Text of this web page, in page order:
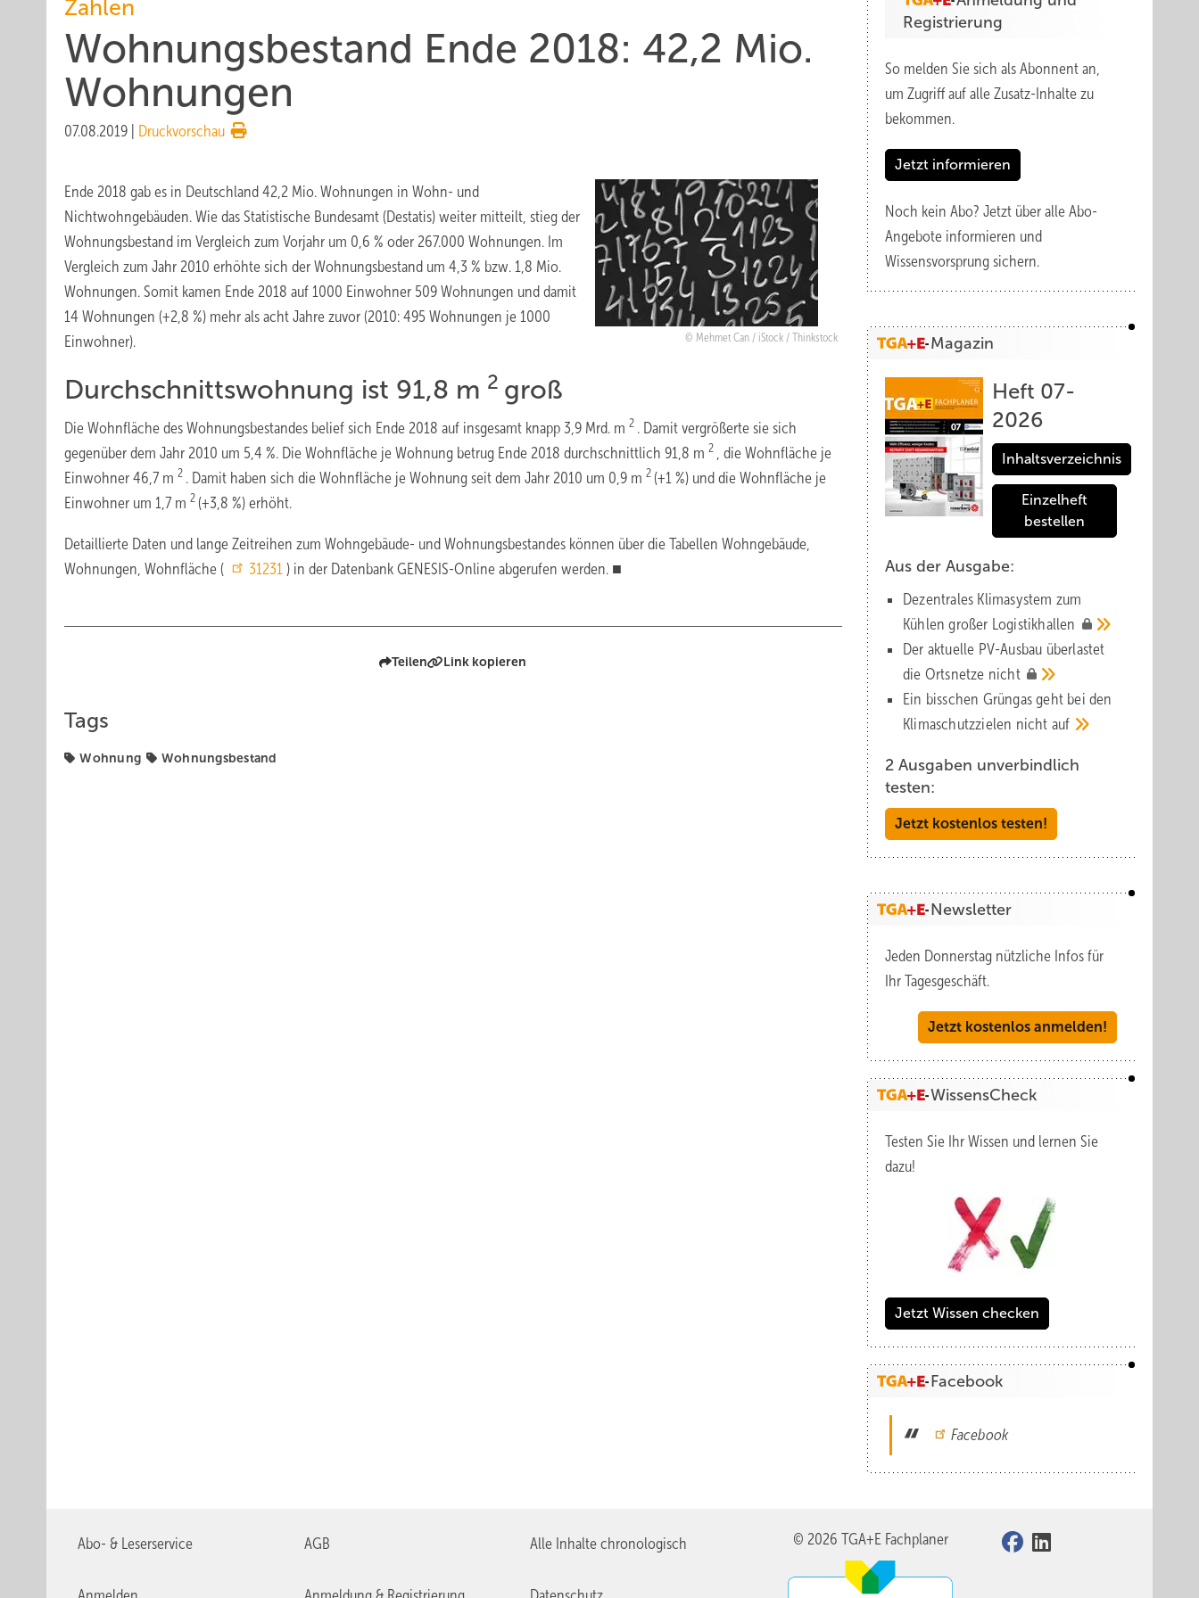
Zahlen
Wohnungsbestand Ende 2018: 42,2 Mio.
Wohnungen
07.08.2019 Druckvorschau
Mehmet Can / iStock / Thinkstock
Ende 2018 gab es in Deutschland 42,2 Mio. Wohnungen in Wohn- und
Nichtwohngebäuden. Wie das Statistische Bundesamt (Destatis) weiter mitteilt, stieg der
Wohnungsbestand im Vergleich zum Vorjahr um 0,6 % oder 267.000 Wohnungen. Im
Vergleich zum Jahr 2010 erhöhte sich der Wohnungsbestand um 4,3 % bzw. 1,8 Mio.
Wohnungen. Somit kamen Ende 2018 auf 1000 Einwohner 509 Wohnungen und damit
14 Wohnungen (+2,8 %) mehr als acht Jahre zuvor (2010: 495 Wohnungen je 1000
Einwohner).
Durchschnittswohnung ist 91,8 m 2 groß
Die Wohnfläche des Wohnungsbestandes belief sich Ende 2018 auf insgesamt knapp 3,9 Mrd. m 2 . Damit vergrößerte sie sich
gegenüber dem Jahr 2010 um 5,4 %. Die Wohnfläche je Wohnung betrug Ende 2018 durchschnittlich 91,8 m 2 , die Wohnfläche je
Einwohner 46,7 m 2 . Damit haben sich die Wohnfläche je Wohnung seit dem Jahr 2010 um 0,9 m 2 (+1 %) und die Wohnfläche je
Einwohner um 1,7 m 2 (+3,8 %) erhöht.
Detaillierte Daten und lange Zeitreihen zum Wohngebäude- und Wohnungsbestandes können über die Tabellen Wohngebäude,
Wohnungen, Wohnfläche (
31231 ) in der Datenbank GENESIS-Online abgerufen werden. ■
Teilen Link kopieren
Tags
Wohnung Wohnungsbestand
Registrierung
So melden Sie sich als Abonnent an,
um Zugriff auf alle Zusatz-Inhalte zu
bekommen.
Jetzt informieren
Noch kein Abo? Jetzt über alle Abo-
Angebote informieren und
Wissensvorsprung sichern.
Magazin
Heft 07-
2026
Inhaltsverzeichnis
Einzelheft
bestellen
Aus der Ausgabe:
Dezentrales Klimasystem zum
Kühlen großer Logistik­hallen
Der aktuelle PV-Ausbau über­lastet
die Orts­netze nicht
Ein bisschen Grüngas geht bei den
Klima­schutz­zielen nicht auf
2 Ausgaben unverbindlich
testen:
Jetzt kostenlos testen!
Newsletter
Jeden Donnerstag nützliche Infos für
Ihr Tagesgeschäft.
Jetzt kostenlos anmelden!
WissensCheck
Testen Sie Ihr Wissen und lernen Sie
dazu!
Jetzt Wissen checken
Facebook
Facebook
Abo- & Leserservice AGB Alle Inhalte chronologisch © 2026 TGA+E Fachplaner